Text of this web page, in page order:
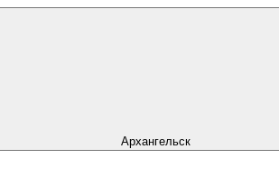
Архангельск